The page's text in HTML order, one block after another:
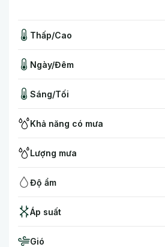
Thấp/Cao
Ngày/Đêm
Sáng/Tối
Khả năng có mưa
Lượng mưa
Độ ẩm
Áp suất
Gió